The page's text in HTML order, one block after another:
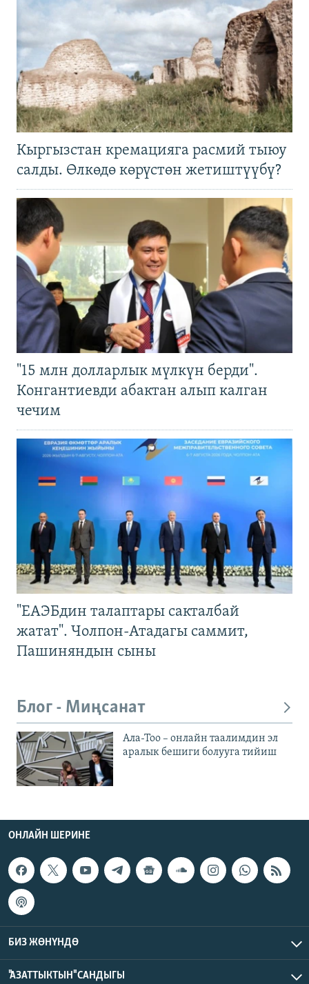
Кыргызстан кремацияга расмий тыюу
салды. Өлкөдө көрүстөн жетиштүүбү?
"15 млн долларлык мүлкүн берди".
Конгантиевди абактан алып калган
чечим
"ЕАЭБдин талаптары сакталбай
жатат". Чолпон-Атадагы саммит,
Пашиняндын сыны
Блог - Миңсанат
Ала-Тоо – онлайн таалимдин эл
аралык бешиги болууга тийиш
ОНЛАЙН ШЕРИНЕ
БИЗ ЖӨНҮНДӨ
"АЗАТТЫКТЫН" САНДЫГЫ